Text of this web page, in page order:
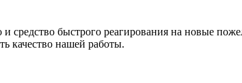
средство быстрого реагирования на новые
качество нашей работы.